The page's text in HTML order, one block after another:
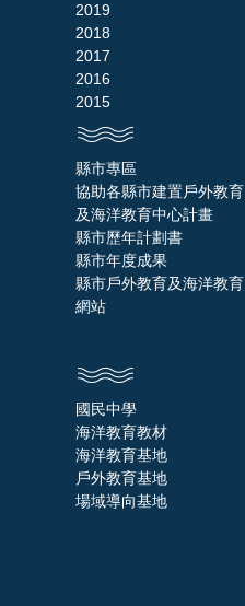
2019
2018
2017
2016
2015
縣市專區
協助各縣市建置戶外教育
及海洋教育中心計畫
縣市歷年計劃書
縣市年度成果
縣市戶外教育及海洋教育
網站
國民中學
海洋教育教材
海洋教育基地
戶外教育基地
場域導向基地